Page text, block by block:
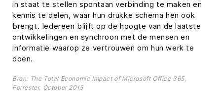
in staat te stellen spontaan verbinding te maken en
kennis te delen, waar hun drukke schema hen ook
brengt. Iedereen blijft op de hoogte van de laatste
ontwikkelingen en synchroon met de mensen en
informatie waarop ze vertrouwen om hun werk te
doen.
Bron: The Total Economic Impact of Microsoft Office 365,
Forrester, October 2015